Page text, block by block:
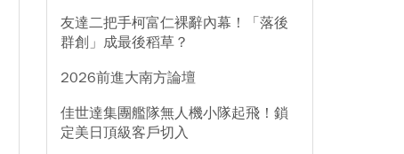
友達二把手柯富仁裸辭內幕！「落後
群創」成最後稻草？
2026前進大南方論壇
佳世達集團艦隊無人機小隊起飛！鎖
定美日頂級客戶切入